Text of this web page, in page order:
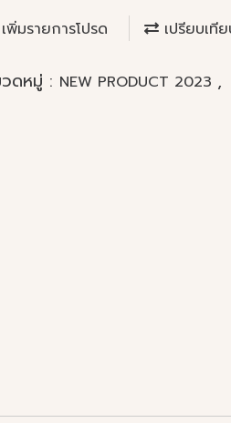
เพิ่มรายการโปรด เปรียบเที
ดหมู่ : NEW PRODUCT 2023 ,